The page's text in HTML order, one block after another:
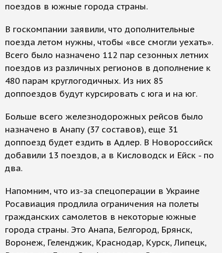
поездов в южные города страны.
В госкомпании заявили, что дополнительные
поезда летом нужны, чтобы «все смогли уехать».
Всего было назначено 112 пар сезонных летних
поездов из различных регионов в дополнение к
480 парам круглогодичных. Из них 85
доппоездов будут курсировать с юга и на юг.
Больше всего железнодорожных рейсов было
назначено в Анапу (37 составов), еще 31
доппоезд будет ездить в Адлер. В Новороссийск
добавили 13 поездов, а в Кисловодск и Ейск - по
два.
Напомним, что из-за спецоперации в Украине
Росавиация продлила ограничения на полеты
гражданских самолетов в некоторые южные
города страны. Это Анапа, Белгород, Брянск,
Воронеж, Геленджик, Краснодар, Курск, Липецк,